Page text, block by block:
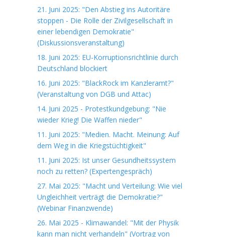
21. Juni 2025: "Den Abstieg ins Autoritäre
stoppen - Die Rolle der Zivilgesellschaft in
einer lebendigen Demokratie"
(Diskussionsveranstaltung)
18. Juni 2025: EU-Korruptionsrichtlinie durch
Deutschland blockiert
16. Juni 2025: "BlackRock im Kanzleramt?"
(Veranstaltung von DGB und Attac)
14. Juni 2025 - Protestkundgebung: "Nie
wieder Krieg! Die Waffen nieder"
11. Juni 2025: "Medien. Macht. Meinung: Auf
dem Weg in die Kriegstüchtigkeit"
11. Juni 2025: Ist unser Gesundheitssystem
noch zu retten? (Expertengespräch)
27. Mai 2025: "Macht und Verteilung: Wie viel
Ungleichheit verträgt die Demokratie?"
(Webinar Finanzwende)
26. Mai 2025 - Klimawandel: "Mit der Physik
kann man nicht verhandeln" (Vortrag von